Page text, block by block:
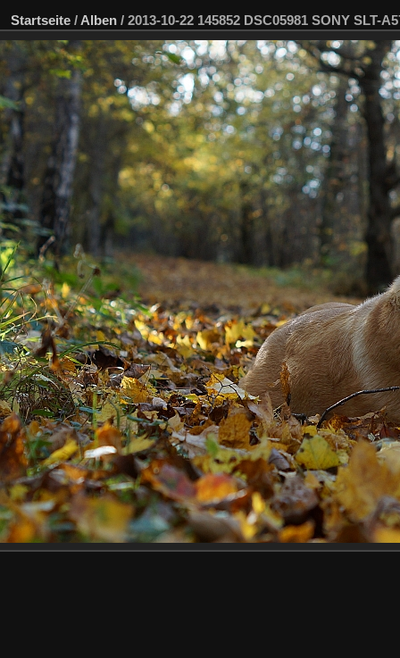
Startseite / Alben / 2013-10-22 145852 DSC05981 SONY SLT-